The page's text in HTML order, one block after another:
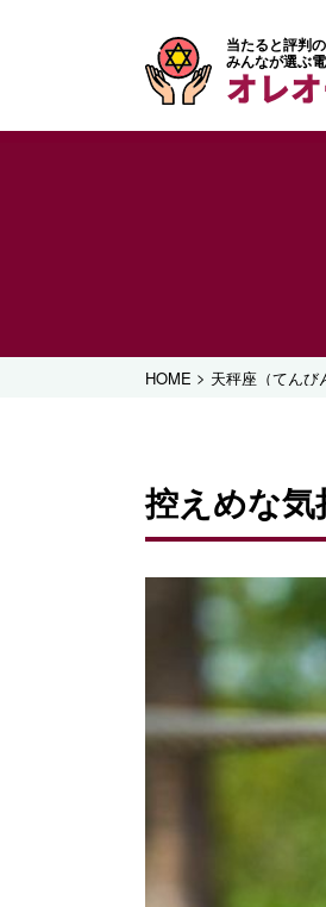
当たると評判
みんなが選ぶ
オレ
HOME > 天秤座（てんび
控えめな気